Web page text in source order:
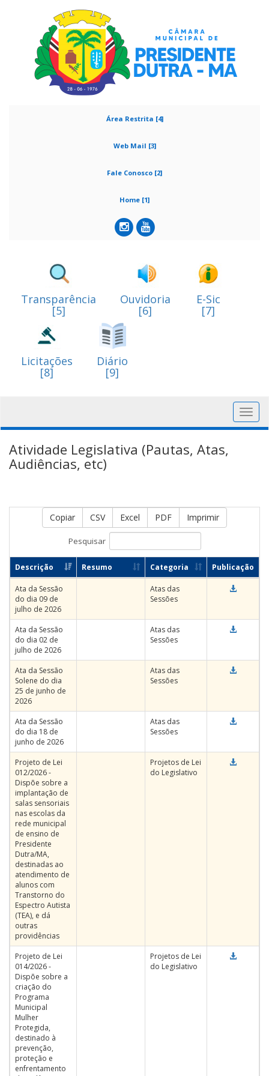
Área Restrita [4]
Web Mail [3]
Fale Conosco [2]
Home [1]
Transparência
[5]
Ouvidoria
[6]
E-Sic
[7]
Licitações
[8]
Diário
[9]
Atividade Legislativa (Pautas, Atas,
Audiências, etc)
Copiar CSV Excel PDF Imprimir
Pesquisar
Descrição Resumo Categoria Publicação
Ata da Sessão
do dia 09 de
julho de 2026
Atas das
Sessões
Ata da Sessão
do dia 02 de
julho de 2026
Atas das
Sessões
Ata da Sessão
Solene do dia
25 de junho de
2026
Atas das
Sessões
Ata da Sessão
do dia 18 de
junho de 2026
Atas das
Sessões
Projeto de Lei
012/2026 -
Dispõe sobre a
implantação de
salas sensoriais
nas escolas da
rede municipal
de ensino de
Presidente
Dutra/MA,
destinadas ao
atendimento de
alunos com
Transtorno do
Espectro Autista
(TEA), e dá
outras
providências
Projetos de Lei
do Legislativo
Projeto de Lei
014/2026 -
Dispõe sobre a
criação do
Programa
Municipal
Mulher
Protegida,
destinado à
prevenção,
proteção e
enfrentamento
Projetos de Lei
do Legislativo